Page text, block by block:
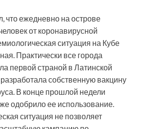
что ежедневно на острове
от коронавирусной
ситуация на Кубе
Практически все города
первой страной в Латинской
собственную вакцину
В конце прошлой недели
одобрило ее использование.
ситуация не позволяет